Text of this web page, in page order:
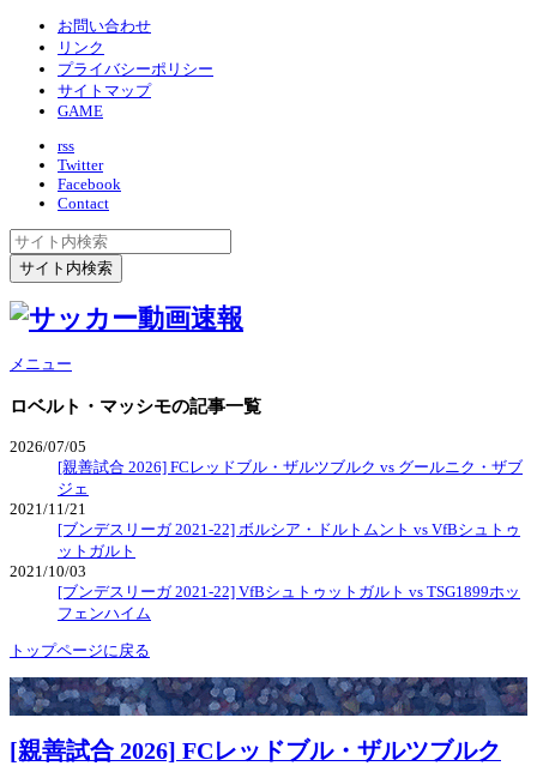
お問い合わせ
リンク
プライバシーポリシー
サイトマップ
GAME
rss
Twitter
Facebook
Contact
メニュー
ロベルト・マッシモの記事一覧
2026/07/05
[親善試合 2026] FCレッドブル・ザルツブルク vs グールニク・ザブ
ジェ
2021/11/21
[ブンデスリーガ 2021-22] ボルシア・ドルトムント vs VfBシュトゥ
ットガルト
2021/10/03
[ブンデスリーガ 2021-22] VfBシュトゥットガルト vs TSG1899ホッ
フェンハイム
トップページに戻る
[親善試合 2026] FCレッドブル・ザルツブルク